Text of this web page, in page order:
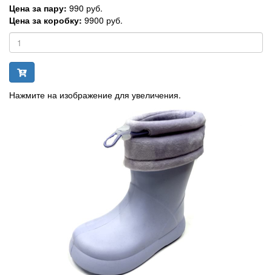
Цена за пару: 990 руб.
Цена за коробку: 9900 руб.
Нажмите на изображение для увеличения.